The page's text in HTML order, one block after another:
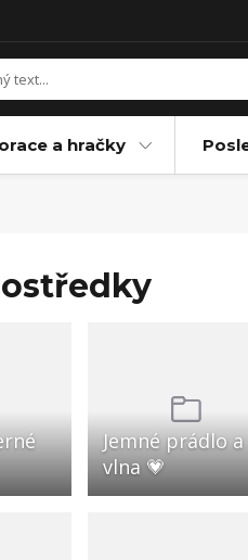
a hračky
Jemné prádlo a
vlna 💗